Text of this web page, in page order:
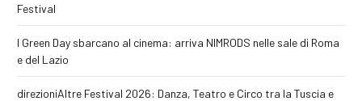
Festival
I Green Day sbarcano al cinema: arriva NIMRODS nelle sale di Roma
e del Lazio
direzioniAltre Festival 2026: Danza, Teatro e Circo tra la Tuscia e